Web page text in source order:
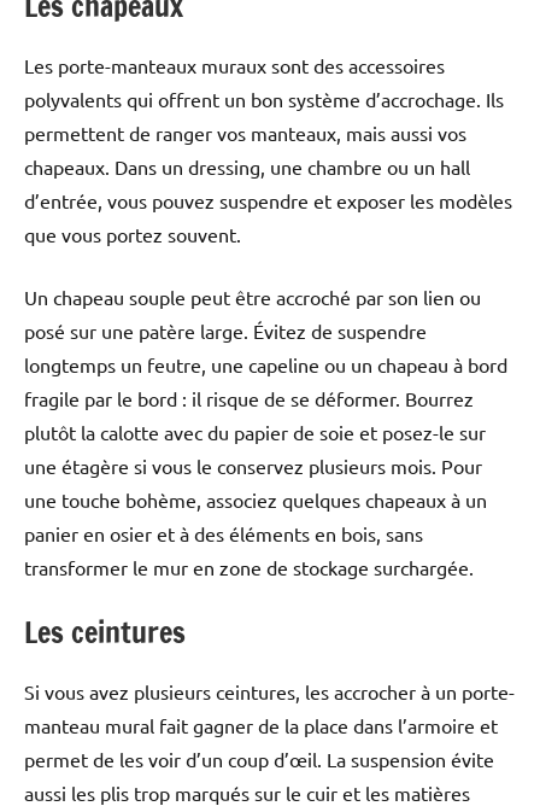
Les porte-manteaux muraux sont des accessoires
polyvalents qui offrent un bon système d’accrochage. Ils
permettent de ranger vos manteaux, mais aussi vos
chapeaux. Dans un dressing, une chambre ou un hall
d’entrée, vous pouvez suspendre et exposer les modèles
que vous portez souvent.
Un chapeau souple peut être accroché par son lien ou
posé sur une patère large. Évitez de suspendre
longtemps un feutre, une capeline ou un chapeau à bord
fragile par le bord : il risque de se déformer. Bourrez
plutôt la calotte avec du papier de soie et posez-le sur
une étagère si vous le conservez plusieurs mois. Pour
une touche bohème, associez quelques chapeaux à un
panier en osier et à des éléments en bois, sans
transformer le mur en zone de stockage surchargée.
Les ceintures
Si vous avez plusieurs ceintures, les accrocher à un porte-
manteau mural fait gagner de la place dans l’armoire et
permet de les voir d’un coup d’œil. La suspension évite
aussi les plis trop marqués sur le cuir et les matières